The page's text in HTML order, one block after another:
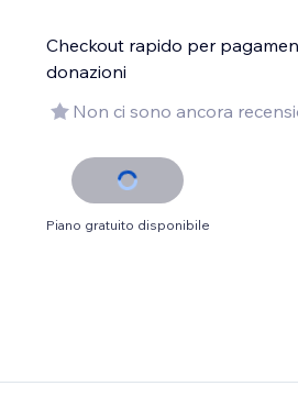
Checkout rapido per
donazioni
Non ci sono ancora
Piano gratuito disponibile